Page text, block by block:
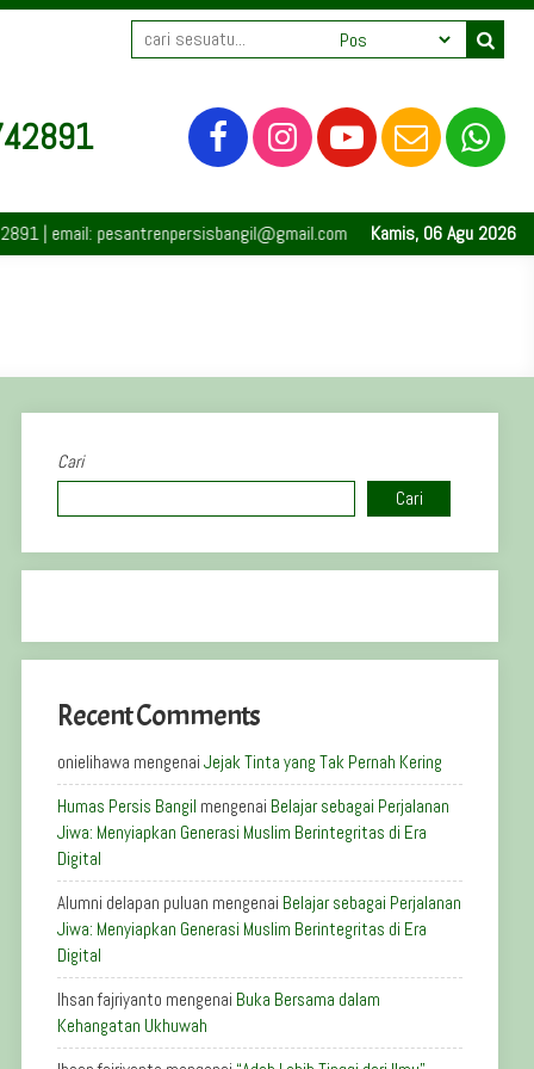
Kamis, 06 Agu 2026
pesantrenpersisbangil@gmail.com | Bangil | Pasuruan | 67153 |
Cari
Cari
Recent Comments
onielihawa mengenai Jejak Tinta yang Tak Pernah Kering
Humas Persis Bangil mengenai Belajar sebagai Perjalanan
Jiwa: Menyiapkan Generasi Muslim Berintegritas di Era
Digital
Alumni delapan puluan mengenai Belajar sebagai Perjalanan
Jiwa: Menyiapkan Generasi Muslim Berintegritas di Era
Digital
Ihsan fajriyanto mengenai Buka Bersama dalam
Kehangatan Ukhuwah